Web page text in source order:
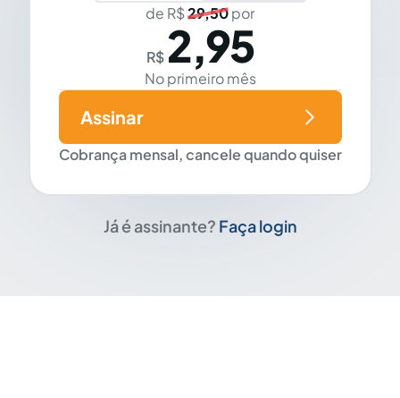
de R$29,50por
R$ 2,95
No primeiro mês
Cobrança mensal, cancele quando quiser
Assinar
Já é assinante? Faça login